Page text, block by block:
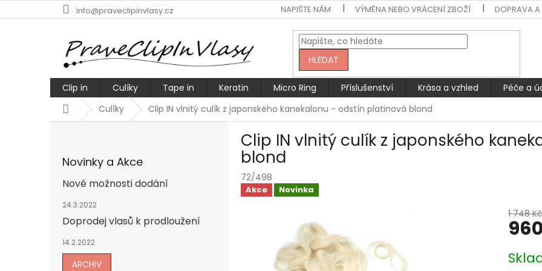
na
info@praveclipinvlasy.cz NAPIŠTE NÁM VÝMĚNA NEBO VRÁCENÍ ZBOŽÍ DOPRAVA A
HLEDAT
Clip in Culíky Tape in Keratin Micro Ring Příslušenství Krása a vzhled Péče a
DomůCulíky Clip IN vlnitý culík z japonského kanekalonu - odstín platinová blond
Novinky a Akce
Nové možnosti dodání
24.3.2022
Doprodej vlasů k prodloužení
14.2.2022
ARCHIV
Clip IN vlnitý culík z japonského
blond
72/498
Akce Novinka
1 748 Kč
cena: